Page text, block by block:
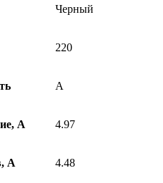
Черный
220
A
А 4.97
А 4.48